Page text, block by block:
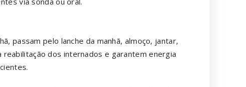
passam pelo lanche da manhã, almoço, jantar,
reabilitação dos internados e garantem energia